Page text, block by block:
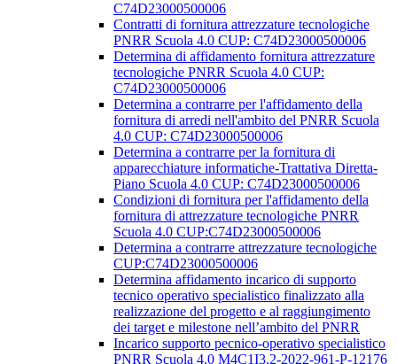
C74D23000500006
Contratti di fornitura attrezzature tecnologiche
PNRR Scuola 4.0 CUP: C74D23000500006
Determina di affidamento fornitura attrezzature
tecnologiche PNRR Scuola 4.0 CUP:
C74D23000500006
Determina a contrarre per l'affidamento della
fornitura di arredi nell'ambito del PNRR Scuola
4.0 CUP: C74D23000500006
Determina a contrarre per la fornitura di
apparecchiature informatiche-Trattativa Diretta-
Piano Scuola 4.0 CUP: C74D23000500006
Condizioni di fornitura per l'affidamento della
fornitura di attrezzature tecnologiche PNRR
Scuola 4.0 CUP:C74D23000500006
Determina a contrarre attrezzature tecnologiche
CUP:C74D23000500006
Determina affidamento incarico di supporto
tecnico operativo specialistico finalizzato alla
realizzazione del progetto e al raggiungimento
dei target e milestone nell’ambito del PNRR
Incarico supporto pecnico-operativo specialistico
PNRR Scuola 4.0 M4C1I3.2-2022-961-P-12176